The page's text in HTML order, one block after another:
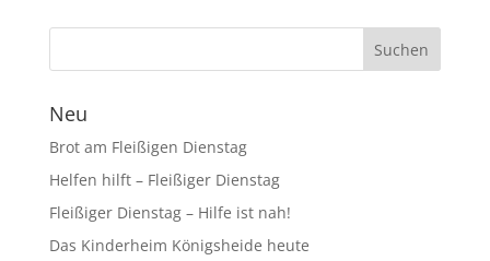
Neu
Brot am Fleißigen Dienstag
Helfen hilft – Fleißiger Dienstag
Fleißiger Dienstag – Hilfe ist nah!
Das Kinderheim Königsheide heute